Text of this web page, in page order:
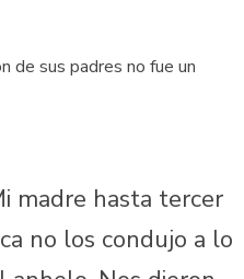
de sus padres no fue un
madre hasta tercer
no los condujo a lo